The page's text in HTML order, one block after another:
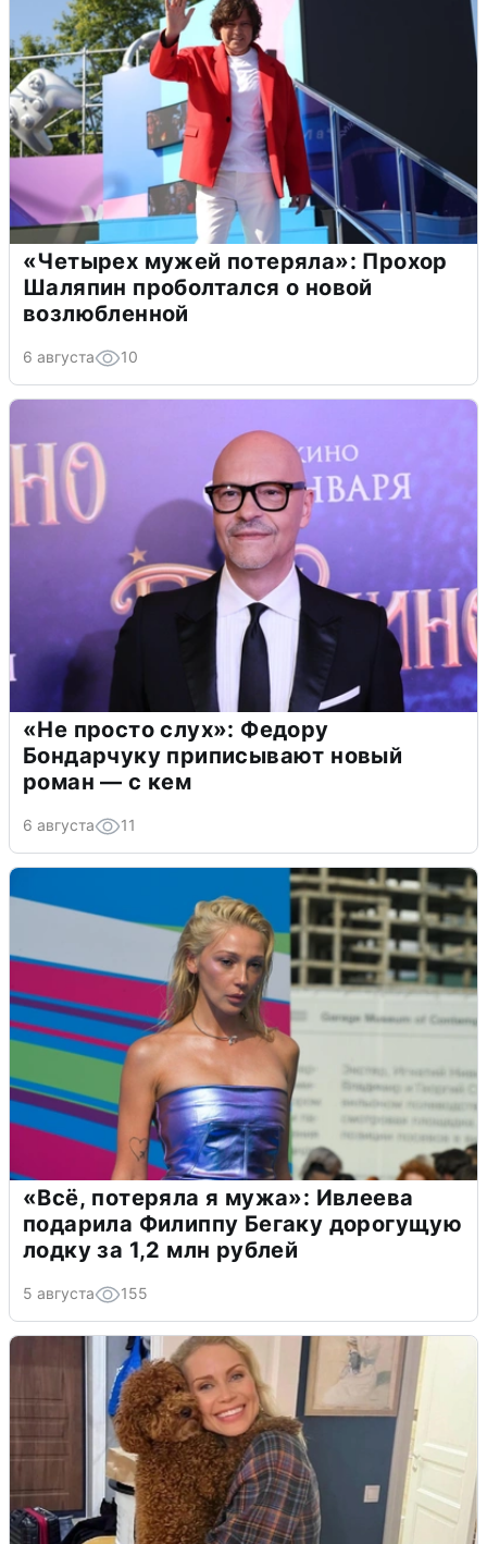
«Четырех мужей потеряла»: Прохор
Шаляпин проболтался о новой
возлюбленной
6 августа 10
«Не просто слух»: Федору
Бондарчуку приписывают новый
роман — с кем
6 августа 11
«Всё, потеряла я мужа»: Ивлеева
подарила Филиппу Бегаку дорогущую
лодку за 1,2 млн рублей
5 августа 155